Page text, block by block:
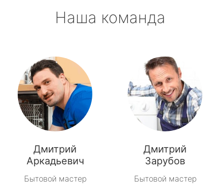
Наша команда
Дмитрий
Аркадьевич
Бытовой мастер
Дмитрий
Зарубов
Бытовой мастер